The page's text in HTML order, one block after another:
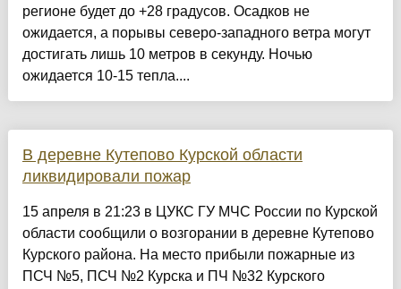
регионе будет до +28 градусов. Осадков не
ожидается, а порывы северо-западного ветра могут
достигать лишь 10 метров в секунду. Ночью
ожидается 10-15 тепла....
В деревне Кутепово Курской области
ликвидировали пожар
15 апреля в 21:23 в ЦУКС ГУ МЧС России по Курской
области сообщили о возгорании в деревне Кутепово
Курского района. На место прибыли пожарные из
ПСЧ №5, ПСЧ №2 Курска и ПЧ №32 Курского